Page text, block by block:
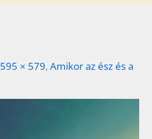
595 × 579, Amikor az ész és a